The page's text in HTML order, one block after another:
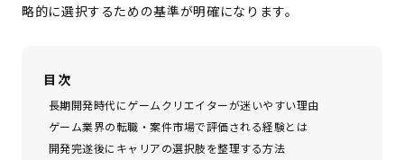
略的に選択するための基準が明確になります。
目次
長期開発時代にゲームクリエイターが迷いやすい理由
ゲーム業界の転職・案件市場で評価される経験とは
開発完遂後にキャリアの選択肢を整理する方法